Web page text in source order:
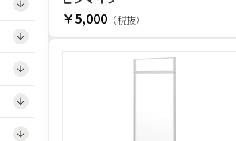
￥5,000 （税抜）